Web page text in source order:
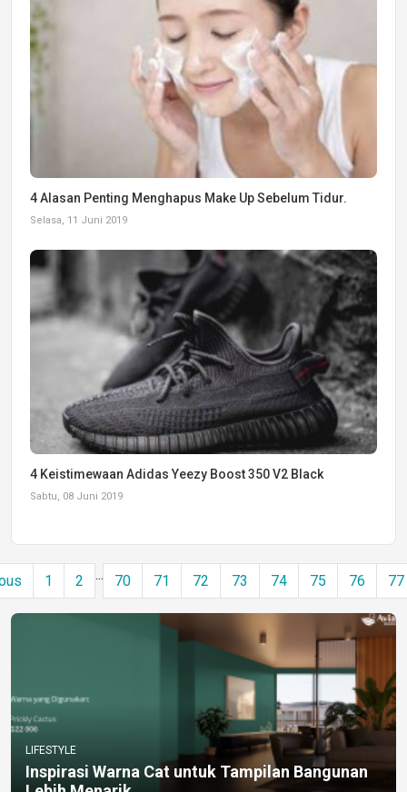
4 Alasan Penting Menghapus Make Up Sebelum Tidur.
Selasa, 11 Juni 2019
4 Keistimewaan Adidas Yeezy Boost 350 V2 Black
Sabtu, 08 Juni 2019
1 2 ... 70 71 72 73 74 75 76 77
LIFESTYLE
Inspirasi Warna Cat untuk Tampilan Bangunan